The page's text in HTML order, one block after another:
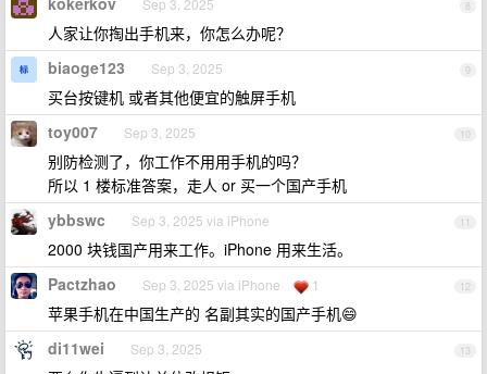
8
Sep 3, 2025
人家让你掏出手机来，你怎么办呢？
9
biaoge123 Sep 3, 2025
买台按键机 或者其他便宜的触屏手机
10
toy007 Sep 3, 2025
别防检测了，你工作不用用手机的吗？
所以 1 楼标准答案，走人 or 买一个国产手机
11
ybbswc Sep 3, 2025 via iPhone
2000 块钱国产用来工作。iPhone 用来生活。
12
Pactzhao Sep 3, 2025 via iPhone 1
苹果手机在中国生产的 名副其实的国产手机😄
13
di11wei Sep 3, 2025